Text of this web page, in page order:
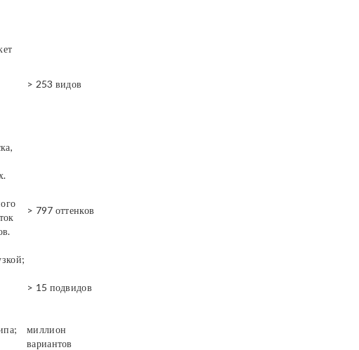
> 253 видов
> 797 оттенков
> 15 подвидов
миллион
вариантов